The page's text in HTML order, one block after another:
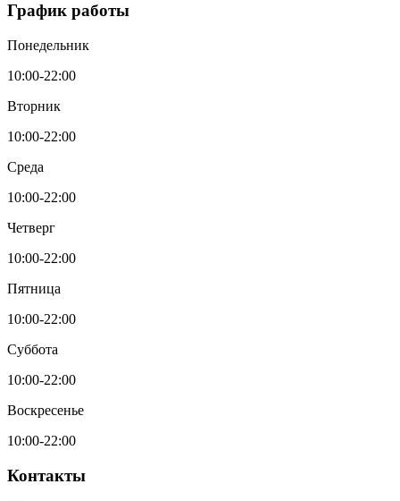
График работы
Понедельник
10:00-22:00
Вторник
10:00-22:00
Среда
10:00-22:00
Четверг
10:00-22:00
Пятница
10:00-22:00
Суббота
10:00-22:00
Воскресенье
10:00-22:00
Контакты